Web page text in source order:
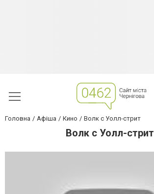
Головна Афіша Кино Волк с Уолл-стрит
Волк с Уолл-стрит